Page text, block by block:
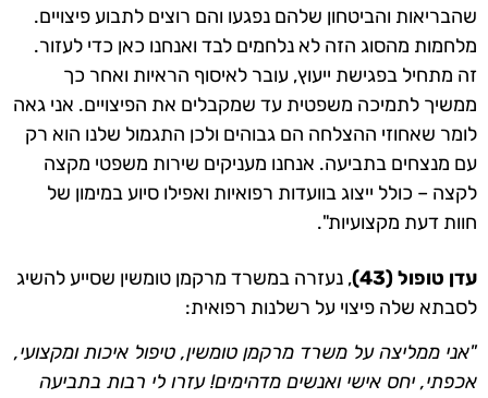
שהבריאות והביטחון שלהם נפגעו והם רוצים לתבוע פיצויים.
מלחמות מהסוג הזה לא נלחמים לבד ואנחנו כאן כדי לעזור.
זה מתחיל בפגישת ייעוץ, עובר לאיסוף הראיות ואחר כך
ממשיך לתמיכה משפטית עד שמקבלים את הפיצויים. אני גאה
לומר שאחוזי ההצלחה הם גבוהים ולכן התגמול שלנו הוא רק
עם מנצחים בתביעה. אנחנו מעניקים שירות משפטי מקצה
לקצה – כולל ייצוג בוועדות רפואיות ואפילו סיוע במימון של
חוות דעת מקצועיות".
עדן טופול (43)
, נעזרה במשרד מרקמן טומשין שסייע להשיג
לסבתא שלה פיצוי על רשלנות רפואית:
"אני ממליצה על משרד מרקמן טומשין, טיפול איכות ומקצועי,
אכפתי, יחס אישי ואנשים מדהימים! עזרו לי רבות בתביעה